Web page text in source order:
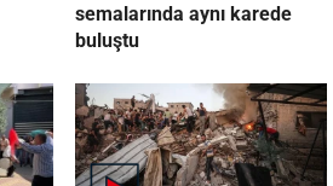
semalarında aynı karede
buluştu